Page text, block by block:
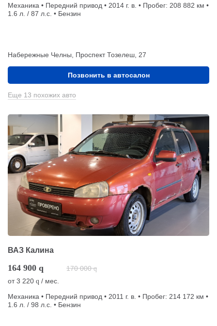
Механика • Передний привод • 2014 г. в. • Пробег: 208 882 км •
1.6 л. / 87 л.с. • Бензин
Набережные Челны, Проспект Тозелеш, 27
Позвонить в автосалон
Еще 13 похожих авто
ВАЗ Калина
164 900 q 170 000 q
от3 220 q / мес.
Механика • Передний привод • 2011 г. в. • Пробег: 214 172 км •
1.6 л. / 98 л.с. • Бензин